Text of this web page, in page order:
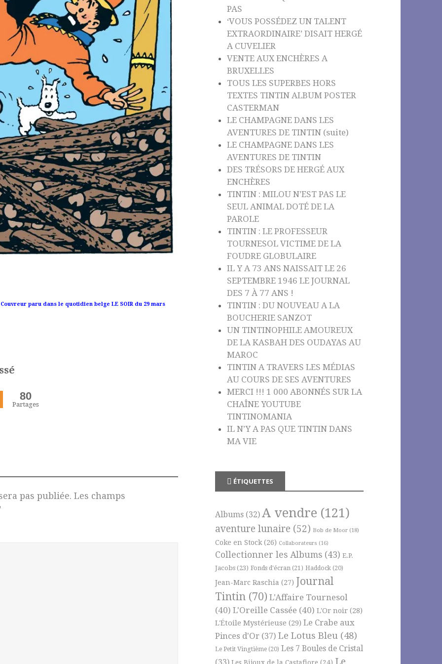
paru dans le quotidien belge LE SOIR du 29 mars
80
Partages
pas publiée. Les champs
PAS
‘VOUS POSSÉDEZ UN TALENT
EXTRAORDINAIRE’ DISAIT HERGÉ
A CUVELIER
VENTE AUX ENCHÈRES A
BRUXELLES
TOUS LES SUPERBES HORS
TEXTES TINTIN ALBUM POSTER
CASTERMAN
LE CHAMPAGNE DANS LES
AVENTURES DE TINTIN (suite)
LE CHAMPAGNE DANS LES
AVENTURES DE TINTIN
DES TRÉSORS DE HERGÉ AUX
ENCHÈRES
TINTIN : MILOU N’EST PAS LE
SEUL ANIMAL DOTÉ DE LA
PAROLE
TINTIN : LE PROFESSEUR
TOURNESOL VICTIME DE LA
FOUDRE GLOBULAIRE
IL Y A 73 ANS NAISSAIT LE 26
SEPTEMBRE 1946 LE JOURNAL
DES 7 À 77 ANS !
TINTIN : DU NOUVEAU A LA
BOUCHERIE SANZOT
UN TINTINOPHILE AMOUREUX
DE LA KASBAH DES OUDAYAS AU
MAROC
TINTIN A TRAVERS LES MÉDIAS
AU COURS DE SES AVENTURES
MERCI !!! 1 000 ABONNÉS SUR LA
CHAÎNE YOUTUBE
TINTINOMANIA
IL N’Y A PAS QUE TINTIN DANS
MA VIE
ÉTIQUETTES
Albums (32) A vendre (121)
aventure lunaire (52) Bob de Moor (18)
Coke en Stock(26) Collaborateurs (16)
Collectionner les Albums (43) E.P.
Jacobs (23) Fonds d'écran (21) Haddock (20)
Jean-Marc Raschia (27) Journal
Tintin (70) L'Affaire Tournesol
(40) L'Oreille Cassée (40) L'Or noir (28)
L'Étoile Mystérieuse (29) Le Crabe aux
Pinces d'Or (37) Le Lotus Bleu (48)
Le Petit Vingtième (20) Les 7 Boules de Cristal